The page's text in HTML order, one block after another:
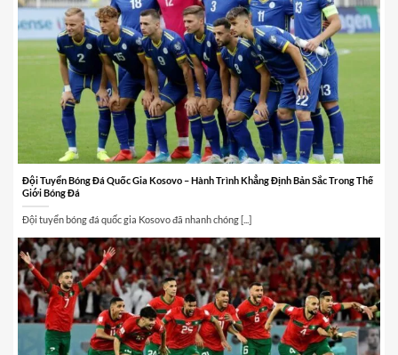
Đội Tuyển Bóng Đá Quốc Gia Kosovo – Hành Trình Khẳng Định Bản Sắc Trong Thế
Giới Bóng Đá
Đội tuyển bóng đá quốc gia Kosovo đã nhanh chóng [...]